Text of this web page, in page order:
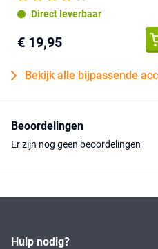
Direct leverbaar
€ 19,95
Bekijk alle bijpassende
Beoordelingen
Er zijn nog geen beoordelingen
Hulp nodig?